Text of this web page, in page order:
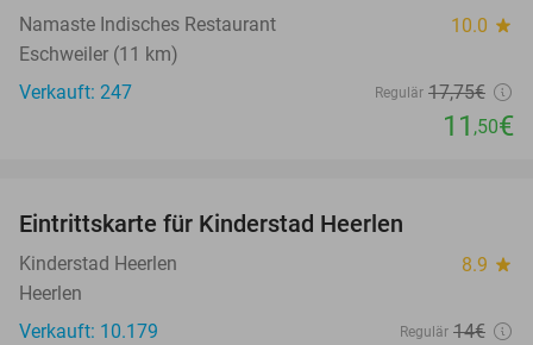
Namaste Indisches Restaurant 10.0 star
Eschweiler (11 km)
Verkauft: 247
Regulär 17,75€
11 ,50€
Eintrittskarte für Kinderstad Heerlen
Kinderstad Heerlen 8.9 star
Heerlen
Verkauft: 10.179
Regulär 14€